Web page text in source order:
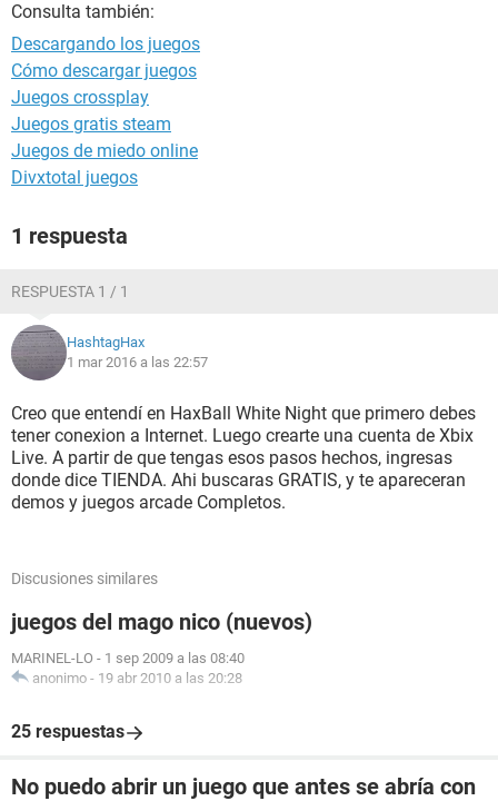
Consulta también:
Descargando los juegos
Cómo descargar juegos
Juegos crossplay
Juegos gratis steam
Juegos de miedo online
Divxtotal juegos
1 respuesta
RESPUESTA 1 / 1
HashtagHax
1 mar 2016 a las 22:57
Creo que entendí en HaxBall White Night que primero debes
tener conexion a Internet. Luego crearte una cuenta de Xbix
Live. A partir de que tengas esos pasos hechos, ingresas
donde dice TIENDA. Ahi buscaras GRATIS, y te apareceran
demos y juegos arcade Completos.
Discusiones similares
juegos del mago nico (nuevos)
MARINEL-LO - 1 sep 2009 a las 08:40
anonimo - 19 abr 2010 a las 20:28
25 respuestas
No puedo abrir un juego que antes se abría con